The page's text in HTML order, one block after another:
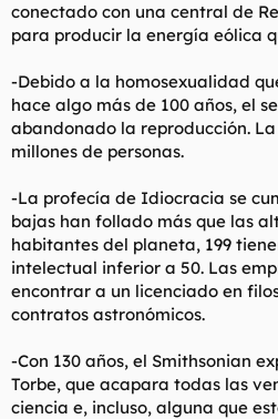
conectado con una central de
para producir la energía eólica
-Debido a la homosexualidad
hace algo más de 100 años, el
abandonado la reproducción.
millones de personas.
-La profecía de Idiocracia se
bajas han follado más que las
habitantes del planeta, 199
intelectual inferior a 50. Las
encontrar a un licenciado en
contratos astronómicos.
-Con 130 años, el Smithsonian
Torbe, que acapara todas las
ciencia e, incluso, alguna que